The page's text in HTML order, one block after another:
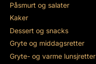
Påsmurt og salater
Kaker
Dessert og snacks
Gryte og middagsretter
Gryte- og varme lunsjretter